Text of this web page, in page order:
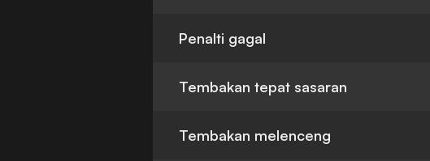
Penalti gagal
Tembakan tepat sasaran
Tembakan melenceng